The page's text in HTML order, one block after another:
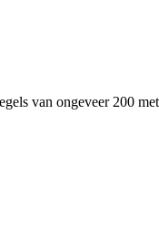
van ongeveer 200